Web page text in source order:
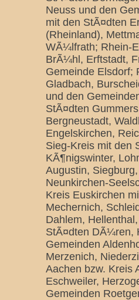
Neuss und den
mit den StÃ¤dten
(Rheinland),
WÃ¼lfrath; Rhein-
BrÃ¼hl, Erftstadt,
Gemeinde Elsdorf;
Gladbach,
und den
StÃ¤dten
Bergneustadt,
Engelskirchen,
Sieg-Kreis mit den
KÃ¶nigswinter,
Augustin,
Neunkirchen-
Kreis Euskirchen
Mechernich,
Dahlem,
StÃ¤dten DÃ¼ren,
Gemeinden
Merzenich,
Aachen bzw. Kreis
Eschweiler,
Gemeinden